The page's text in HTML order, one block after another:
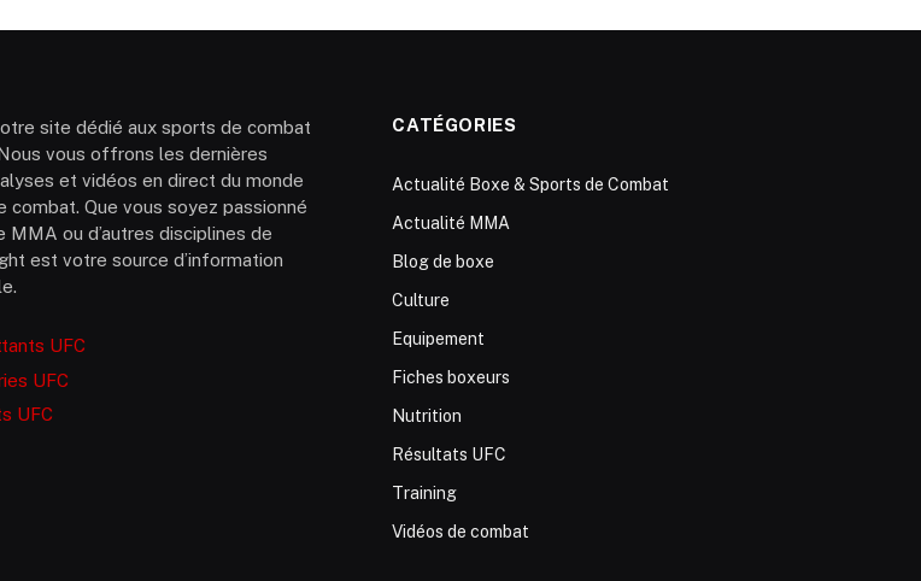
site dédié aux sports de combat
vous offrons les dernières
et vidéos en direct du monde
combat. Que vous soyez passionné
MMA ou d’autres disciplines de
est votre source d’information
UFC
UFC
UFC
CATÉGORIES
Actualité Boxe & Sports de Combat
Actualité MMA
Blog de boxe
Culture
Equipement
Fiches boxeurs
Nutrition
Résultats UFC
Training
Vidéos de combat